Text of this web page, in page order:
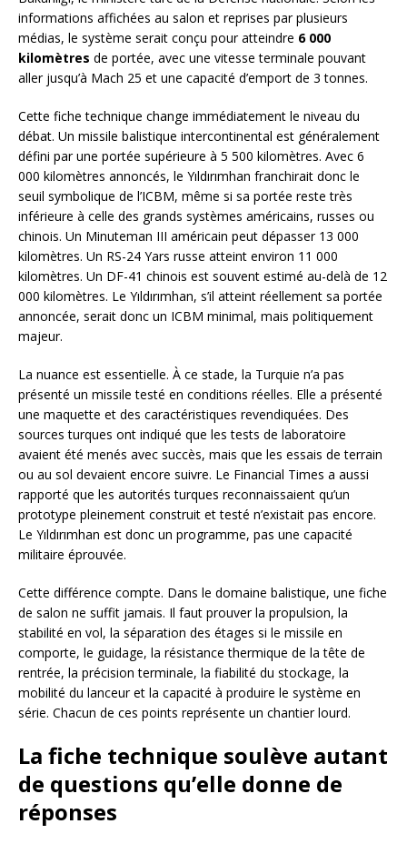
informations affichées au salon et reprises par plusieurs
médias, le système serait conçu pour atteindre 6 000
kilomètres de portée, avec une vitesse terminale pouvant
aller jusqu’à Mach 25 et une capacité d’emport de 3 tonnes.
Cette fiche technique change immédiatement le niveau du
débat. Un missile balistique intercontinental est généralement
défini par une portée supérieure à 5 500 kilomètres. Avec 6
000 kilomètres annoncés, le Yıldırımhan franchirait donc le
seuil symbolique de l’ICBM, même si sa portée reste très
inférieure à celle des grands systèmes américains, russes ou
chinois. Un Minuteman III américain peut dépasser 13 000
kilomètres. Un RS-24 Yars russe atteint environ 11 000
kilomètres. Un DF-41 chinois est souvent estimé au-delà de 12
000 kilomètres. Le Yıldırımhan, s’il atteint réellement sa portée
annoncée, serait donc un ICBM minimal, mais politiquement
majeur.
La nuance est essentielle. À ce stade, la Turquie n’a pas
présenté un missile testé en conditions réelles. Elle a présenté
une maquette et des caractéristiques revendiquées. Des
sources turques ont indiqué que les tests de laboratoire
avaient été menés avec succès, mais que les essais de terrain
ou au sol devaient encore suivre. Le Financial Times a aussi
rapporté que les autorités turques reconnaissaient qu’un
prototype pleinement construit et testé n’existait pas encore.
Le Yıldırımhan est donc un programme, pas une capacité
militaire éprouvée.
Cette différence compte. Dans le domaine balistique, une fiche
de salon ne suffit jamais. Il faut prouver la propulsion, la
stabilité en vol, la séparation des étages si le missile en
comporte, le guidage, la résistance thermique de la tête de
rentrée, la précision terminale, la fiabilité du stockage, la
mobilité du lanceur et la capacité à produire le système en
série. Chacun de ces points représente un chantier lourd.
La fiche technique soulève autant
de questions qu’elle donne de
réponses